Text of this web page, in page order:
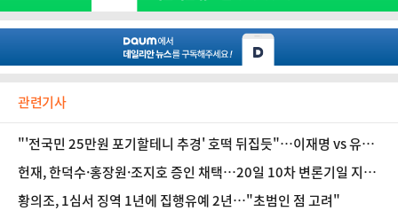
관련기사
"'전국민 25만원 포기할테니 추경' 호떡 뒤집듯"…이재명 vs 유승
민 '뜨아아' 2라운드?
헌재, 한덕수·홍장원·조지호 증인 채택…20일 10차 변론기일 지
정
황의조, 1심서 징역 1년에 집행유예 2년…"초범인 점 고려"